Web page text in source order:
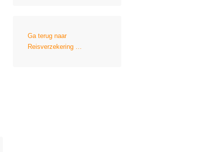
Ga terug naar
Reisverzekering …